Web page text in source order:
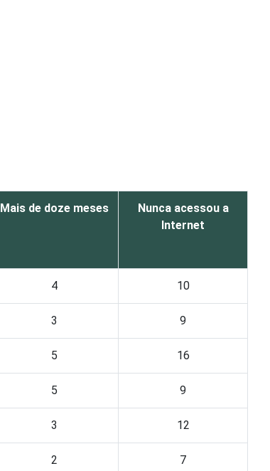
Mais de doze meses
Nunca acessou a
Internet
4 10
3 9
5 16
5 9
3 12
2 7